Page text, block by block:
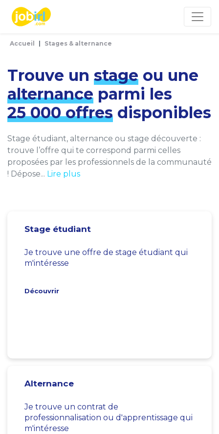
Accueil Stages & alternance
Trouve un stage ou une
alternance parmi les
25 000 offres disponibles
Stage étudiant, alternance ou stage découverte :
trouve l’offre qui te correspond parmi celles
proposées par les professionnels de la communauté
! Dépose... Lire plus
Stage étudiant
Je trouve une offre de stage étudiant qui
m'intéresse
Découvrir
Alternance
Je trouve un contrat de
professionnalisation ou d'apprentissage qui
m'intéresse
Panneau de gestion des cookies